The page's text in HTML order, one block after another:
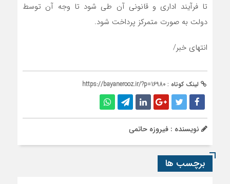
تا فرآیند اداری و قانونی آن طی شود تا وجه آن توسط
دولت به صورت متمرکز پرداخت شود.
انتهای خبر/
لینک کوتاه : https://bayanerooz.ir/?p=16980
نویسنده : فیروزه حاتمی
برچسب ها